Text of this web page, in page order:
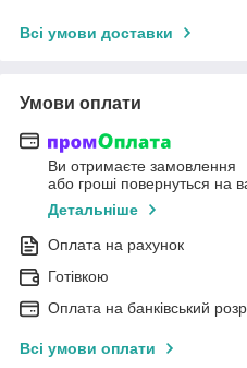
Всі умови доставки
Умови оплати
Ви отримаєте замовлення
або гроші повернуться на
Детальніше
Оплата на рахунок
Готівкою
Оплата на банківський
Всі умови оплати